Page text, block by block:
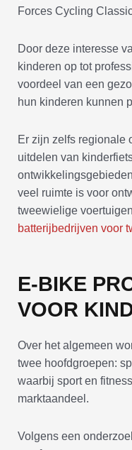
Forces Cycling
Door deze interesse
kinderen op tot
voordeel van een
hun kinderen kunnen
Er zijn zelfs regionale
uitdelen van
veel ruimte is voor
tweewielige
batterijbedrijven voor
E-BIKE
VOOR
Over het algemeen
twee hoofdgroepen:
waarbij sport en
marktaandeel.
Volgens een